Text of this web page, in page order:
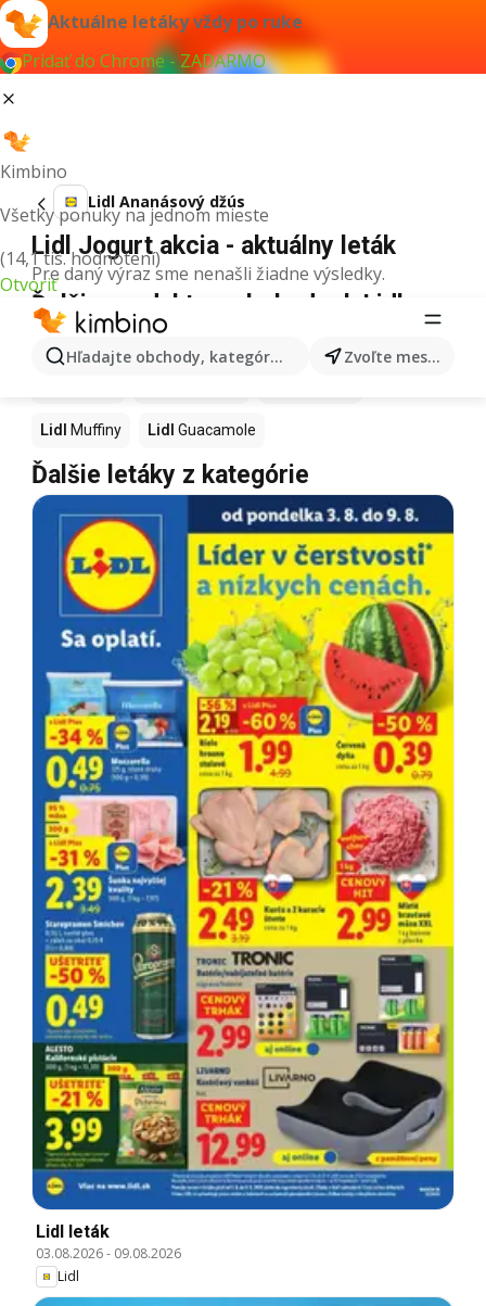
Aktuálne letáky vždy po ruke
Pridať do Chrome - ZADARMO
Kimbino
Všetky ponuky na jednom mieste
(14,1 tis. hodnotení)
Otvoriť
Hľadajte obchody, kategórie, produkty... Zvoľte mesto
Lidl Ananásový džús
Lidl Jogurt akcia - aktuálny leták
Pre daný výraz sme nenašli žiadne výsledky.
Ďalšie produkty v obchodoch Lidl
Lidl Muffiny Lidl Guacamole
Ďalšie letáky z kategórie
Lidl leták
03.08.2026- 09.08.2026
Lidl